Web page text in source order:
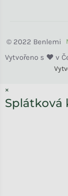
Benlemi
×
Splátková